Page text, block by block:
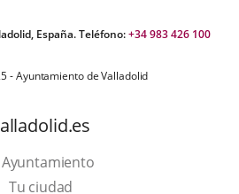
España. Teléfono:+34 983 426 100
- Ayuntamiento de Valladolid
Ayuntamiento
Tu ciudad